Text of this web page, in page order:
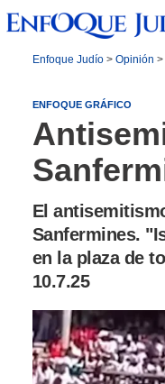
Enfoque Judío> Opinión >
ENFOQUE GRÁFICO
El
Sanfermines.
en la plaza de
10.7.25